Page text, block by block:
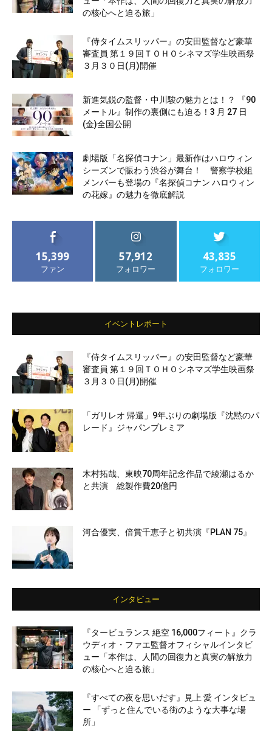
の核心へと迫る旅」
『侍タイムスリッパー』の安田監督など豪華
審査員 第１９回ＴＯＨＯシネマズ学生映画祭
３月３０日(月)開催
新進気鋭の監督・中川駿の魅力とは！？ 『90
メートル』制作の裏側にも迫る！3 月 27 日
(金)全国公開
劇場版「名探偵コナン」最新作はハロウィン
シーズンで賑わう渋谷が舞台！ 警察学校組
メンバーも登場の『名探偵コナン ハロウィン
の花嫁』の魅力を徹底解説
15,399
ファン
57,912
フォロワー
43,835
フォロワー
イベントレポート
『侍タイムスリッパー』の安田監督など豪華
審査員 第１９回ＴＯＨＯシネマズ学生映画祭
３月３０日(月)開催
「ガリレオ 帰還」9年ぶりの劇場版『沈黙のパ
レード』ジャパンプレミア
木村拓哉、東映70周年記念作品で綾瀬はるか
と共演 総製作費20億円
河合優実、倍賞千恵子と初共演『PLAN 75』
インタビュー
『タービュランス 絶空 16,000フィート』クラ
ウディオ・ファエ監督オフィシャルインタビ
ュー「本作は、人間の回復力と真実の解放力
の核心へと迫る旅」
『すべての夜を思いだす』見上 愛 インタビュ
ー 「ずっと住んでいる街のような大事な場
所」